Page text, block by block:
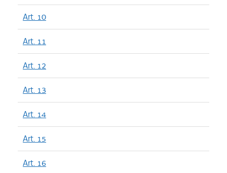
Art. 10
Art. 11
Art. 12
Art. 13
Art. 14
Art. 15
Art. 16